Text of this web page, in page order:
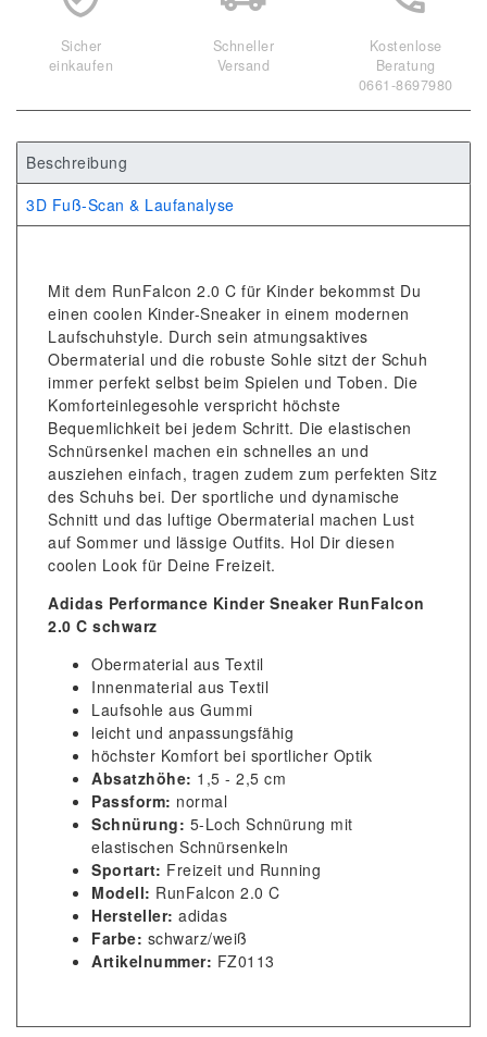
Sicher
einkaufen
Schneller
Versand
Kostenlose
Beratung
0661-8697980
Beschreibung
3D Fuß-Scan & Laufanalyse
Mit dem RunFalcon 2.0 C für Kinder bekommst Du
einen coolen Kinder-Sneaker in einem modernen
Laufschuhstyle. Durch sein atmungsaktives
Obermaterial und die robuste Sohle sitzt der Schuh
immer perfekt selbst beim Spielen und Toben. Die
Komforteinlegesohle verspricht höchste
Bequemlichkeit bei jedem Schritt. Die elastischen
Schnürsenkel machen ein schnelles an und
ausziehen einfach, tragen zudem zum perfekten Sitz
des Schuhs bei. Der sportliche und dynamische
Schnitt und das luftige Obermaterial machen Lust
auf Sommer und lässige Outfits. Hol Dir diesen
coolen Look für Deine Freizeit.
Adidas Performance Kinder Sneaker RunFalcon
2.0 C schwarz
Obermaterial aus Textil
Innenmaterial aus Textil
Laufsohle aus Gummi
leicht und anpassungsfähig
höchster Komfort bei sportlicher Optik
Absatzhöhe: 1,5 - 2,5 cm
Passform: normal
Schnürung: 5-Loch Schnürung mit
elastischen Schnürsenkeln
Sportart: Freizeit und Running
Modell: RunFalcon 2.0 C
Hersteller: adidas
Farbe: schwarz/weiß
Artikelnummer: FZ0113